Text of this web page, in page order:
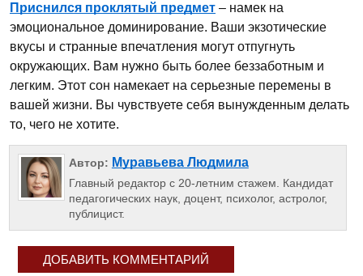
Приснился проклятый предмет – намек на
эмоциональное доминирование. Ваши экзотические
вкусы и странные впечатления могут отпугнуть
окружающих. Вам нужно быть более беззаботным и
легким. Этот сон намекает на серьезные перемены в
вашей жизни. Вы чувствуете себя вынужденным делать
то, чего не хотите.
Автор: Муравьева Людмила
Главный редактор с 20-летним стажем. Кандидат
педагогических наук, доцент, психолог, астролог,
публицист.
ДОБАВИТЬ КОММЕНТАРИЙ